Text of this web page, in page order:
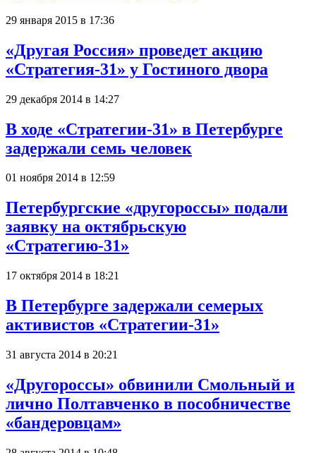
29 января 2015 в 17:36
«Другая Россия» проведет акцию
«Стратегия-31» у Гостиного двора
29 декабря 2014 в 14:27
В ходе «Стратегии-31» в Петербурге
задержали семь человек
01 ноября 2014 в 12:59
Петербургские «другороссы» подали
заявку на октябрьскую
«Стратегию-31»
17 октября 2014 в 18:21
В Петербурге задержали семерых
активистов «Стратегии-31»
31 августа 2014 в 20:21
«Другороссы» обвинили Смольный и
лично Полтавченко в пособничестве
«бандеровцам»